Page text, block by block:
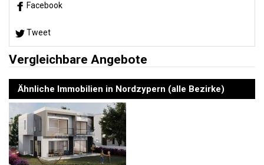
Facebook
Tweet
Vergleichbare Angebote
Ähnliche Immobilien in Nordzypern (alle Bezirke)